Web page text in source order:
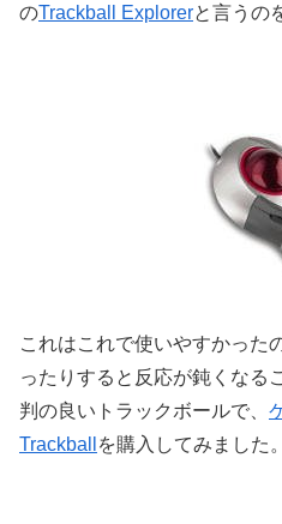
のTrackball Explorerと言うの
これはこれで使いやすかった
ったりすると反応が鈍くなる
判の良いトラックボールで、
Trackball
を購入してみました。